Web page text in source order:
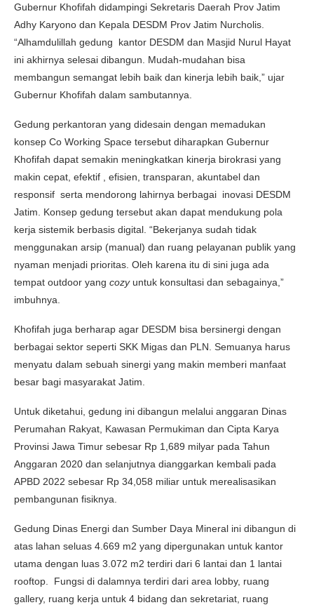
Gubernur Khofifah didampingi Sekretaris Daerah Prov Jatim
Adhy Karyono dan Kepala DESDM Prov Jatim Nurcholis.
“Alhamdulillah gedung kantor DESDM dan Masjid Nurul Hayat
ini akhirnya selesai dibangun. Mudah-mudahan bisa
membangun semangat lebih baik dan kinerja lebih baik,” ujar
Gubernur Khofifah dalam sambutannya.
Gedung perkantoran yang didesain dengan memadukan
konsep Co Working Space tersebut diharapkan Gubernur
Khofifah dapat semakin meningkatkan kinerja birokrasi yang
makin cepat, efektif , efisien, transparan, akuntabel dan
responsif serta mendorong lahirnya berbagai inovasi DESDM
Jatim. Konsep gedung tersebut akan dapat mendukung pola
kerja sistemik berbasis digital. “Bekerjanya sudah tidak
menggunakan arsip (manual) dan ruang pelayanan publik yang
nyaman menjadi prioritas. Oleh karena itu di sini juga ada
tempat outdoor yang cozyuntuk konsultasi dan sebagainya,”
imbuhnya.
Khofifah juga berharap agar DESDM bisa bersinergi dengan
berbagai sektor seperti SKK Migas dan PLN. Semuanya harus
menyatu dalam sebuah sinergi yang makin memberi manfaat
besar bagi masyarakat Jatim.
Untuk diketahui, gedung ini dibangun melalui anggaran Dinas
Perumahan Rakyat, Kawasan Permukiman dan Cipta Karya
Provinsi Jawa Timur sebesar Rp 1,689 milyar pada Tahun
Anggaran 2020 dan selanjutnya dianggarkan kembali pada
APBD 2022 sebesar Rp 34,058 miliar untuk merealisasikan
pembangunan fisiknya.
Gedung Dinas Energi dan Sumber Daya Mineral ini dibangun di
atas lahan seluas 4.669 m2 yang dipergunakan untuk kantor
utama dengan luas 3.072 m2 terdiri dari 6 lantai dan 1 lantai
rooftop. Fungsi di dalamnya terdiri dari area lobby, ruang
gallery, ruang kerja untuk 4 bidang dan sekretariat, ruang